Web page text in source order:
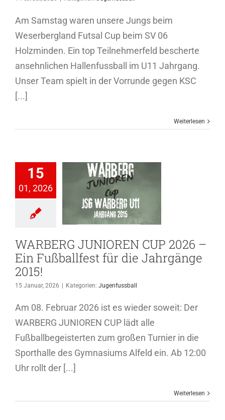
Am Samstag waren unsere Jungs beim
Weserbergland Futsal Cup beim SV 06
Holzminden. Ein top Teilnehmerfeld bescherte
ansehnlichen Hallenfussball im U11 Jahrgang.
Unser Team spielt in der Vorrunde gegen KSC
[...]
Weiterlesen
15
01, 2026
CUP
– Ein
für
WARBERG JUNIOREN CUP 2026 –
Ein Fußballfest für die Jahrgänge
2015!
15 Januar, 2026 Kategorien: Jugenfussball
Am 08. Februar 2026 ist es wieder soweit: Der
WARBERG JUNIOREN CUP lädt alle
Fußballbegeisterten zum großen Turnier in die
Sporthalle des Gymnasiums Alfeld ein. Ab 12:00
Uhr rollt der [...]
Weiterlesen